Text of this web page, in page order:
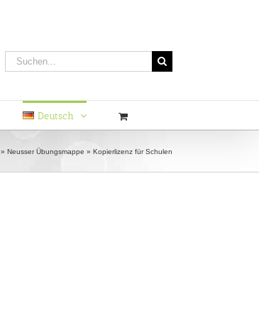
Suche
nach:
Deutsch
» Neusser Übungsmappe » Kopierlizenz für Schulen